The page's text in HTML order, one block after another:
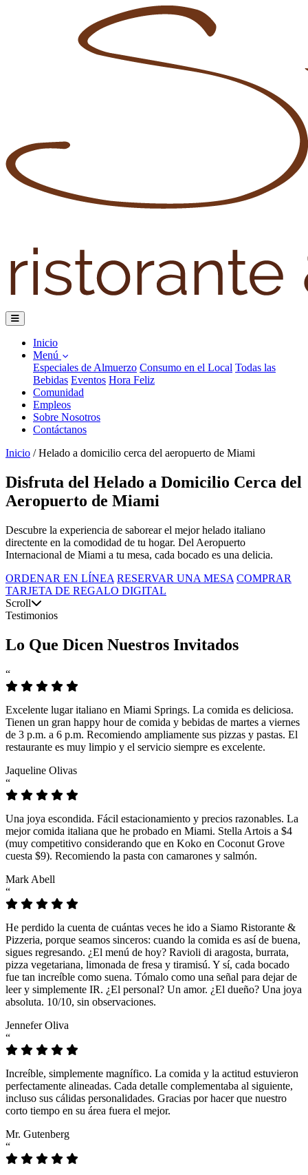
Inicio
Menú
Especiales de Almuerzo Consumo en el Local Todas las
Bebidas Eventos Hora Feliz
Comunidad
Empleos
Sobre Nosotros
Contáctanos
Inicio / Helado a domicilio cerca del aeropuerto de Miami
Disfruta del Helado a Domicilio Cerca del
Aeropuerto de Miami
Descubre la experiencia de saborear el mejor helado italiano
directente en la comodidad de tu hogar. Del Aeropuerto
Internacional de Miami a tu mesa, cada bocado es una delicia.
ORDENAR EN LÍNEA RESERVAR UNA MESA COMPRAR
TARJETA DE REGALO DIGITAL
Scroll
Testimonios
Lo Que Dicen Nuestros Invitados
“
Excelente lugar italiano en Miami Springs. La comida es deliciosa.
Tienen un gran happy hour de comida y bebidas de martes a viernes
de 3 p.m. a 6 p.m. Recomiendo ampliamente sus pizzas y pastas. El
restaurante es muy limpio y el servicio siempre es excelente.
Jaqueline Olivas
“
Una joya escondida. Fácil estacionamiento y precios razonables. La
mejor comida italiana que he probado en Miami. Stella Artois a $4
(muy competitivo considerando que en Koko en Coconut Grove
cuesta $9). Recomiendo la pasta con camarones y salmón.
Mark Abell
“
He perdido la cuenta de cuántas veces he ido a Siamo Ristorante &
Pizzeria, porque seamos sinceros: cuando la comida es así de buena,
sigues regresando. ¿El menú de hoy? Ravioli di aragosta, burrata,
pizza vegetariana, limonada de fresa y tiramisú. Y sí, cada bocado
fue tan increíble como suena. Tómalo como una señal para dejar de
leer y simplemente IR. ¿El personal? Un amor. ¿El dueño? Una joya
absoluta. 10/10, sin observaciones.
Jennefer Oliva
“
Increíble, simplemente magnífico. La comida y la actitud estuvieron
perfectamente alineadas. Cada detalle complementaba al siguiente,
incluso sus cálidas personalidades. Gracias por hacer que nuestro
corto tiempo en su área fuera el mejor.
Mr. Gutenberg
“